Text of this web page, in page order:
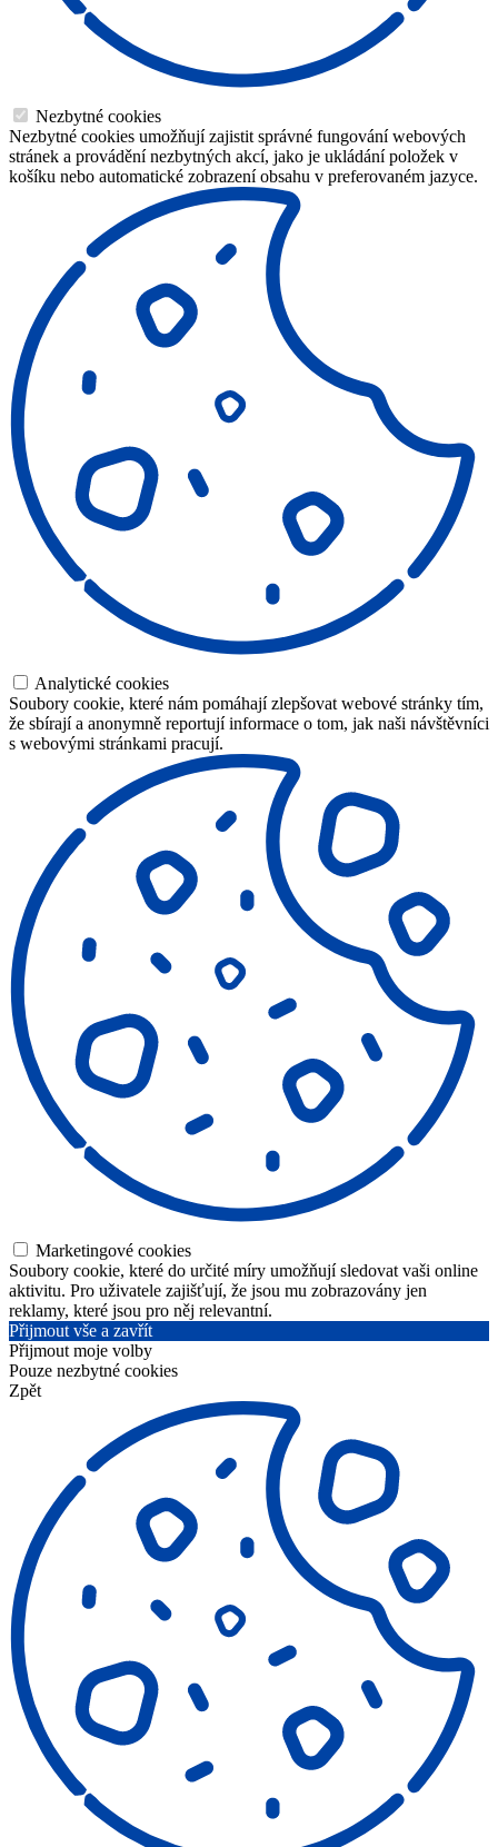
Nezbytné cookies
Nezbytné cookies umožňují zajistit správné fungování webových
stránek a provádění nezbytných akcí, jako je ukládání položek v
košíku nebo automatické zobrazení obsahu v preferovaném jazyce.
Analytické cookies
Soubory cookie, které nám pomáhají zlepšovat webové stránky tím,
že sbírají a anonymně reportují informace o tom, jak naši návštěvníci
s webovými stránkami pracují.
Marketingové cookies
Soubory cookie, které do určité míry umožňují sledovat vaši online
aktivitu. Pro uživatele zajišťují, že jsou mu zobrazovány jen
reklamy, které jsou pro něj relevantní.
Přijmout vše a zavřít
Přijmout moje volby
Pouze nezbytné cookies
Zpět